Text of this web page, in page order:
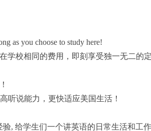
as you choose to study here!
学校相同的费用，即刻享受独一无二的
听说能力，更快适应美国生活！
, 给学生们一个讲英语的日常生活和工